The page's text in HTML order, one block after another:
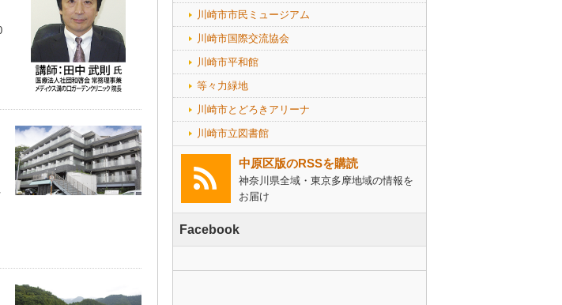
川崎市市民ミュージアム
川崎市国際交流協会
川崎市平和館
等々力緑地
川崎市とどろきアリーナ
川崎市立図書館
中原区版のRSSを購読
神奈川県全域・東京多摩地域の情報を
お届け
Facebook